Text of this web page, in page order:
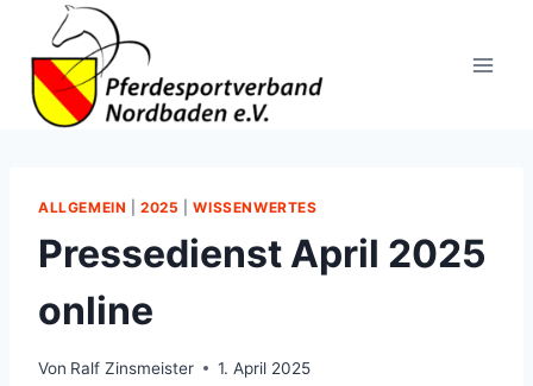
springen
ALLGEMEIN |2025 |WISSENWERTES
Pressedienst April 2025
online
Von Ralf Zinsmeister 1. April 2025